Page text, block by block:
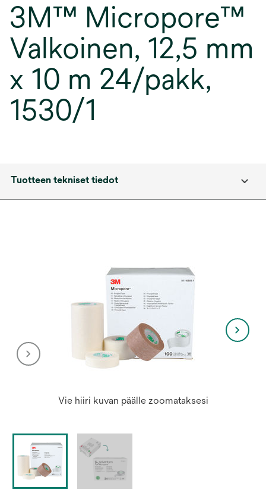
3M™ Micropore™
Valkoinen, 12,5 mm
x 10 m 24/pakk,
1530/1
Tuotteen tekniset tiedot
Vie hiiri kuvan päälle zoomataksesi